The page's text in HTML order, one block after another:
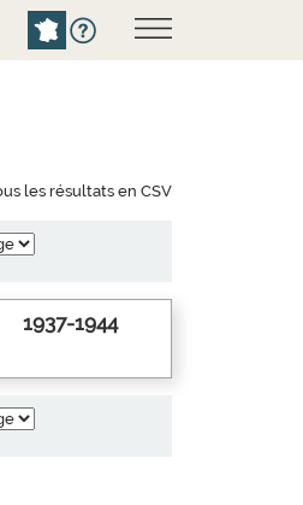
les résultats en CSV
1937-1944